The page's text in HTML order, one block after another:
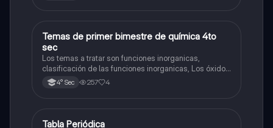
Química
Temas de primer bimestre de química 4to
sec
Los temas a tratar son funciones inorganicas,
clasificación de las funciones inorganicas, Los óxidos
y los óxidos ácidos
4° Sec 257 4
Química
Tabla Periódica